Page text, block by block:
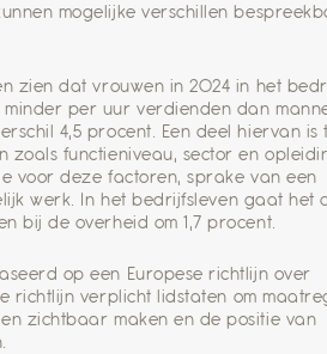
mogelijke verschillen
zien dat vrouwen in 2024 in het
minder per uur verdienden dan
4,5 procent. Een deel hiervan is
functieniveau, sector en
voor deze factoren, sprake van een
werk. In het bedrijfsleven gaat het
bij de overheid om 1,7 procent.
op een Europese richtlijn over
richtlijn verplicht lidstaten om
zichtbaar maken en de positie van